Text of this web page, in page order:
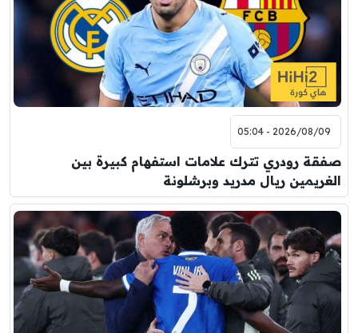
2026/08/09 - 05:04
صفقة رودري تترك علامات استفهام كبيرة بين
الغريمين ريال مدريد وبرشلونة